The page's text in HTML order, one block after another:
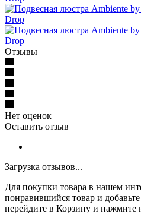
Отзывы
Нет оценок
Оставить отзыв
Загрузка отзывов...
Для покупки товара в нашем
понравившийся товар и
перейдите в Корзину и нажмите